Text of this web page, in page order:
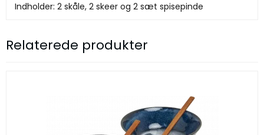
Indholder: 2 skåle, 2 skeer og 2 sæt spisepinde
Relaterede produkter